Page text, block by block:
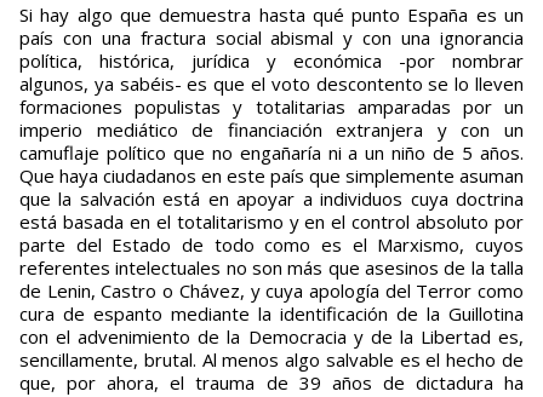
Si hay algo que demuestra hasta qué punto España es un
país con una fractura social abismal y con una ignorancia
política, histórica, jurídica y económica -por nombrar
algunos, ya sabéis- es que el voto descontento se lo lleven
formaciones populistas y totalitarias amparadas por un
imperio mediático de financiación extranjera y con un
camuflaje político que no engañaría ni a un niño de 5 años.
Que haya ciudadanos en este país que simplemente asuman
que la salvación está en apoyar a individuos cuya doctrina
está basada en el totalitarismo y en el control absoluto por
parte del Estado de todo como es el Marxismo, cuyos
referentes intelectuales no son más que asesinos de la talla
de Lenin, Castro o Chávez, y cuya apología del Terror como
cura de espanto mediante la identificación de la Guillotina
con el advenimiento de la Democracia y de la Libertad es,
sencillamente, brutal. Al menos algo salvable es el hecho de
que, por ahora, el trauma de 39 años de dictadura ha